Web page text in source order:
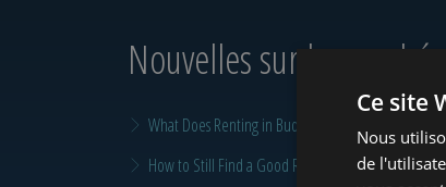
Nouvelles sur le marché
What Does Renting in Budapest Really Cost?
How to Still Find a Good Rental in Budapest at the
Ce site
Nous
de